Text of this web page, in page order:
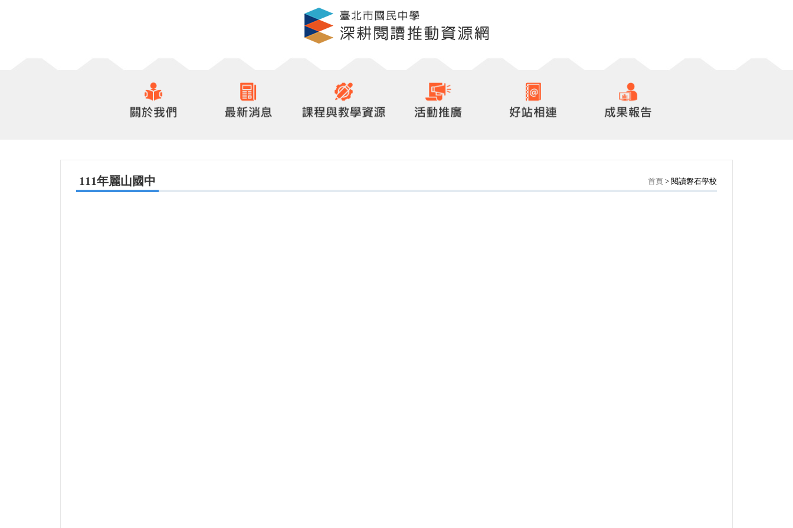
111年麗山國中 首頁 > 閱讀磐石學校